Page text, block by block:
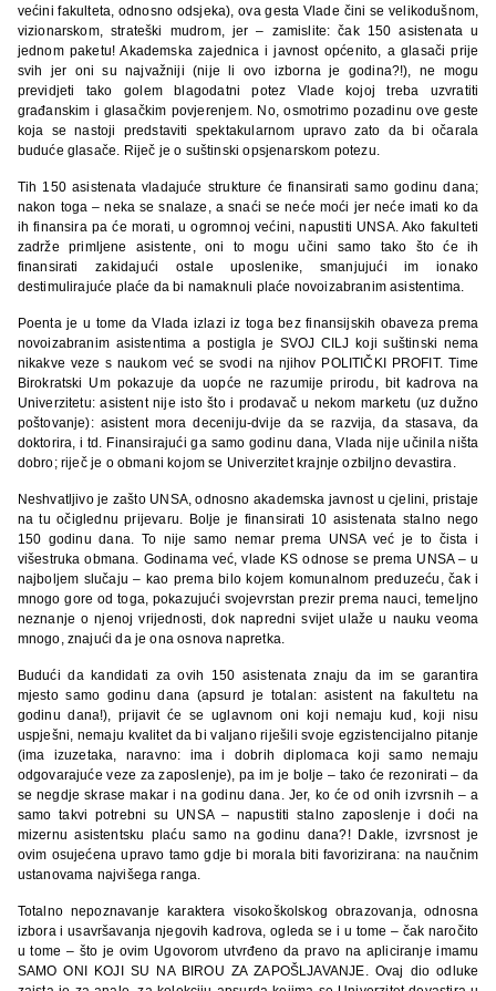
većini fakulteta, odnosno odsjeka), ova gesta Vlade čini se velikodušnom,
vizionarskom, strateški mudrom, jer – zamislite: čak 150 asistenata u
jednom paketu! Akademska zajednica i javnost općenito, a glasači prije
svih jer oni su najvažniji (nije li ovo izborna je godina?!), ne mogu
previdjeti tako golem blagodatni potez Vlade kojoj treba uzvratiti
građanskim i glasačkim povjerenjem. No, osmotrimo pozadinu ove geste
koja se nastoji predstaviti spektakularnom upravo zato da bi očarala
buduće glasače. Riječ je o suštinski opsjenarskom potezu.
Tih 150 asistenata vladajuće strukture će finansirati samo godinu dana;
nakon toga – neka se snalaze, a snaći se neće moći jer neće imati ko da
ih finansira pa će morati, u ogromnoj većini, napustiti UNSA. Ako fakulteti
zadrže primljene asistente, oni to mogu učini samo tako što će ih
finansirati zakidajući ostale uposlenike, smanjujući im ionako
destimulirajuće plaće da bi namaknuli plaće novoizabranim asistentima.
Poenta je u tome da Vlada izlazi iz toga bez finansijskih obaveza prema
novoizabranim asistentima a postigla je SVOJ CILJ koji suštinski nema
nikakve veze s naukom već se svodi na njihov POLITIČKI PROFIT. Time
Birokratski Um pokazuje da uopće ne razumije prirodu, bit kadrova na
Univerzitetu: asistent nije isto što i prodavač u nekom marketu (uz dužno
poštovanje): asistent mora deceniju-dvije da se razvija, da stasava, da
doktorira, i td. Finansirajući ga samo godinu dana, Vlada nije učinila ništa
dobro; riječ je o obmani kojom se Univerzitet krajnje ozbiljno devastira.
Neshvatljivo je zašto UNSA, odnosno akademska javnost u cjelini, pristaje
na tu očiglednu prijevaru. Bolje je finansirati 10 asistenata stalno nego
150 godinu dana. To nije samo nemar prema UNSA već je to čista i
višestruka obmana. Godinama već, vlade KS odnose se prema UNSA – u
najboljem slučaju – kao prema bilo kojem komunalnom preduzeću, čak i
mnogo gore od toga, pokazujući svojevrstan prezir prema nauci, temeljno
neznanje o njenoj vrijednosti, dok napredni svijet ulaže u nauku veoma
mnogo, znajući da je ona osnova napretka.
Budući da kandidati za ovih 150 asistenata znaju da im se garantira
mjesto samo godinu dana (apsurd je totalan: asistent na fakultetu na
godinu dana!), prijavit će se uglavnom oni koji nemaju kud, koji nisu
uspješni, nemaju kvalitet da bi valjano riješili svoje egzistencijalno pitanje
(ima izuzetaka, naravno: ima i dobrih diplomaca koji samo nemaju
odgovarajuće veze za zaposlenje), pa im je bolje – tako će rezonirati – da
se negdje skrase makar i na godinu dana. Jer, ko će od onih izvrsnih – a
samo takvi potrebni su UNSA – napustiti stalno zaposlenje i doći na
mizernu asistentsku plaću samo na godinu dana?! Dakle, izvrsnost je
ovim osujećena upravo tamo gdje bi morala biti favorizirana: na naučnim
ustanovama najvišega ranga.
Totalno nepoznavanje karaktera visokoškolskog obrazovanja, odnosna
izbora i usavršavanja njegovih kadrova, ogleda se i u tome – čak naročito
u tome – što je ovim Ugovorom utvrđeno da pravo na apliciranje imamu
SAMO ONI KOJI SU NA BIROU ZA ZAPOŠLJAVANJE. Ovaj dio odluke